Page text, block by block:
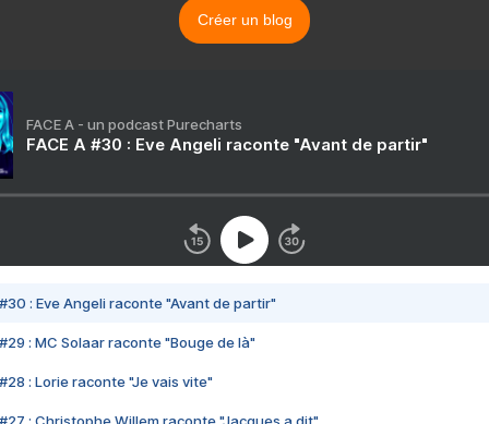
Créer un blog
FACE A - un podcast Purecharts
FACE A #30 : Eve Angeli raconte "Avant de partir"
#30 : Eve Angeli raconte "Avant de partir"
#29 : MC Solaar raconte "Bouge de là"
#28 : Lorie raconte "Je vais vite"